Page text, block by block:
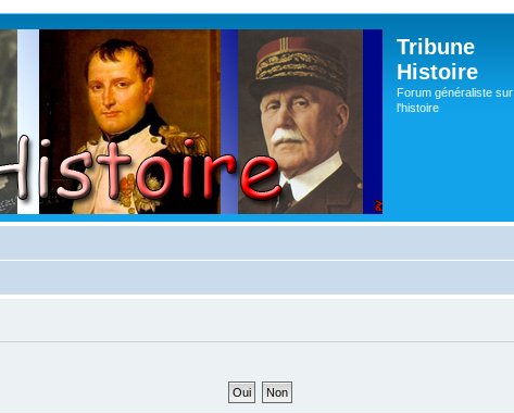
Tribune
Histoire
Forum généraliste sur
l'histoire